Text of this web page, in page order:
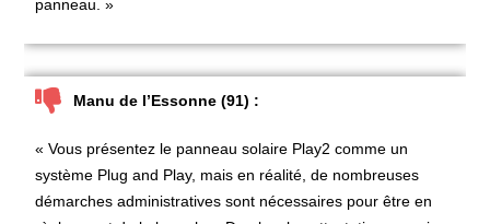
panneau. »
Manu de l’Essonne (91) :
« Vous présentez le panneau solaire Play2 comme un
système Plug and Play, mais en réalité, de nombreuses
démarches administratives sont nécessaires pour être en